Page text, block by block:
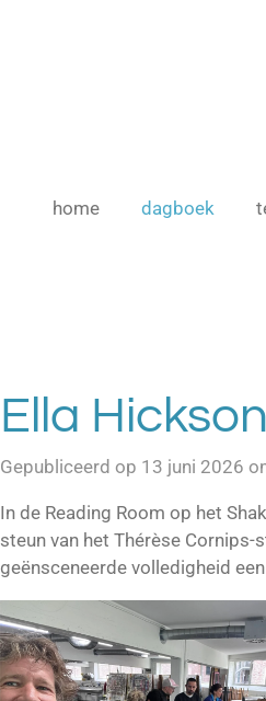
home dagboek
Ella Hickson
Gepubliceerd op 13 juni 2026
In de Reading Room op het
steun van het Thérèse Cornips-
geënsceneerde volledigheid